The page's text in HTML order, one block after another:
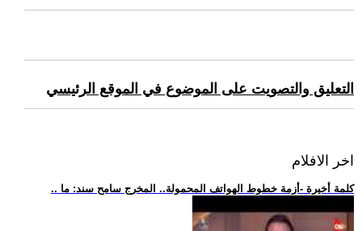
التعليق والتصويت على الموضوع في الموقع الرئيسي
اخر الافلام
.. كلمة أخيرة -أزمة خطوط الهواتف المحمولة.. المخرج سامح سند: ما